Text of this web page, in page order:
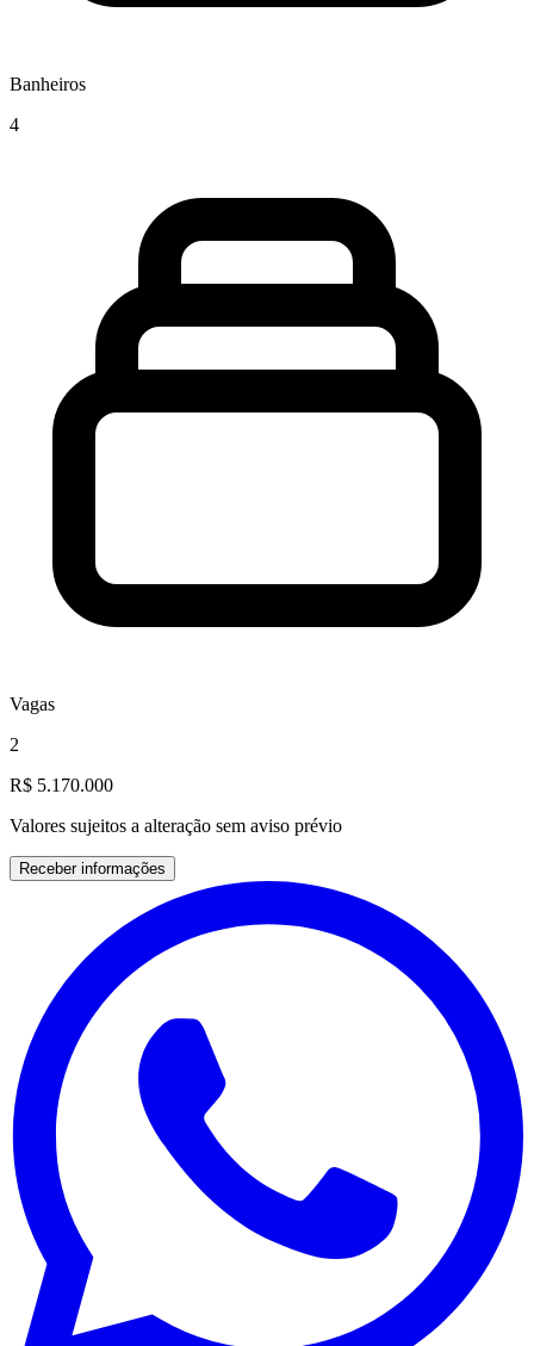
Banheiros
4
Vagas
2
R$ 5.170.000
Valores sujeitos a alteração sem aviso prévio
Receber informações